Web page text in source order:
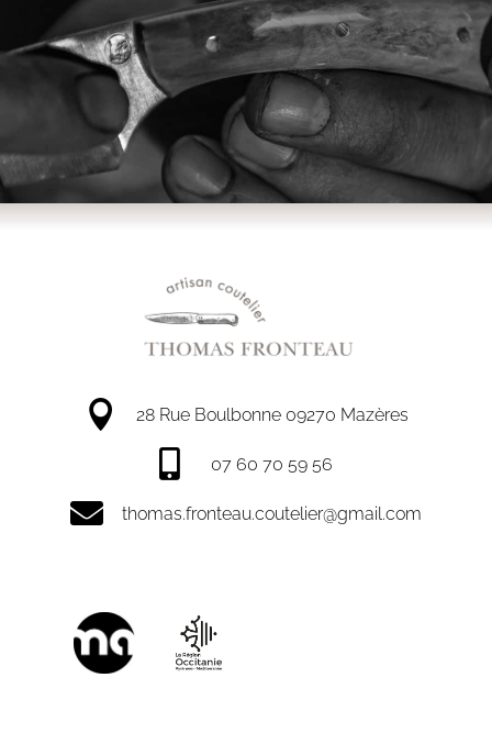
 28 Rue Boulbonne 09270 Mazères
 07 60 70 59 56
 thomas.fronteau.coutelier@gmail.com